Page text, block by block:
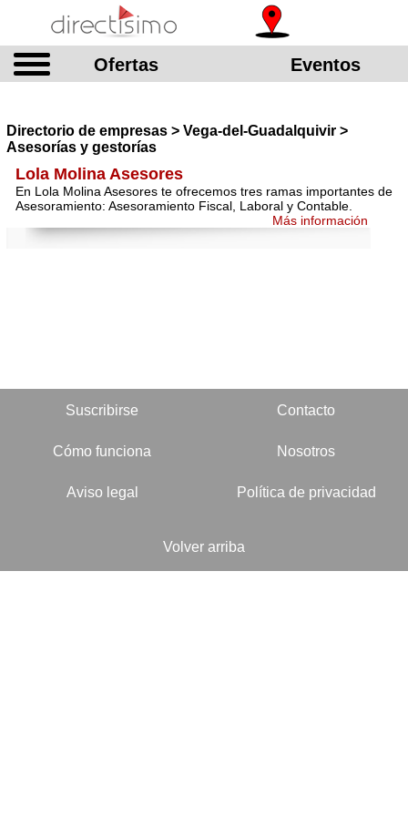
Ofertas Eventos
Directorio de empresas > Vega-del-Guadalquivir >
Asesorías y gestorías
Lola Molina Asesores
En Lola Molina Asesores te ofrecemos tres ramas importantes de
Asesoramiento: Asesoramiento Fiscal, Laboral y Contable.
Más información
Suscribirse Contacto
Cómo funciona Nosotros
Aviso legal Política de privacidad
Volver arriba